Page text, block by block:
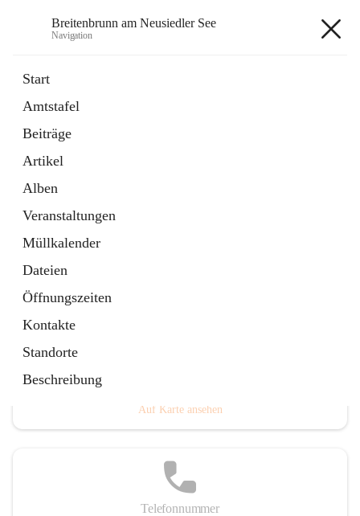
Breitenbrunn am Neusiedler See
Navigation
Start
Amtstafel
Beiträge
Artikel
Alben
Veranstaltungen
Müllkalender
Dateien
Öffnungszeiten
Kontakte
Standorte
Beschreibung
18 Schnellzugriffe
Gemeindeservice
Auf Karte ansehen
Telefonnummer